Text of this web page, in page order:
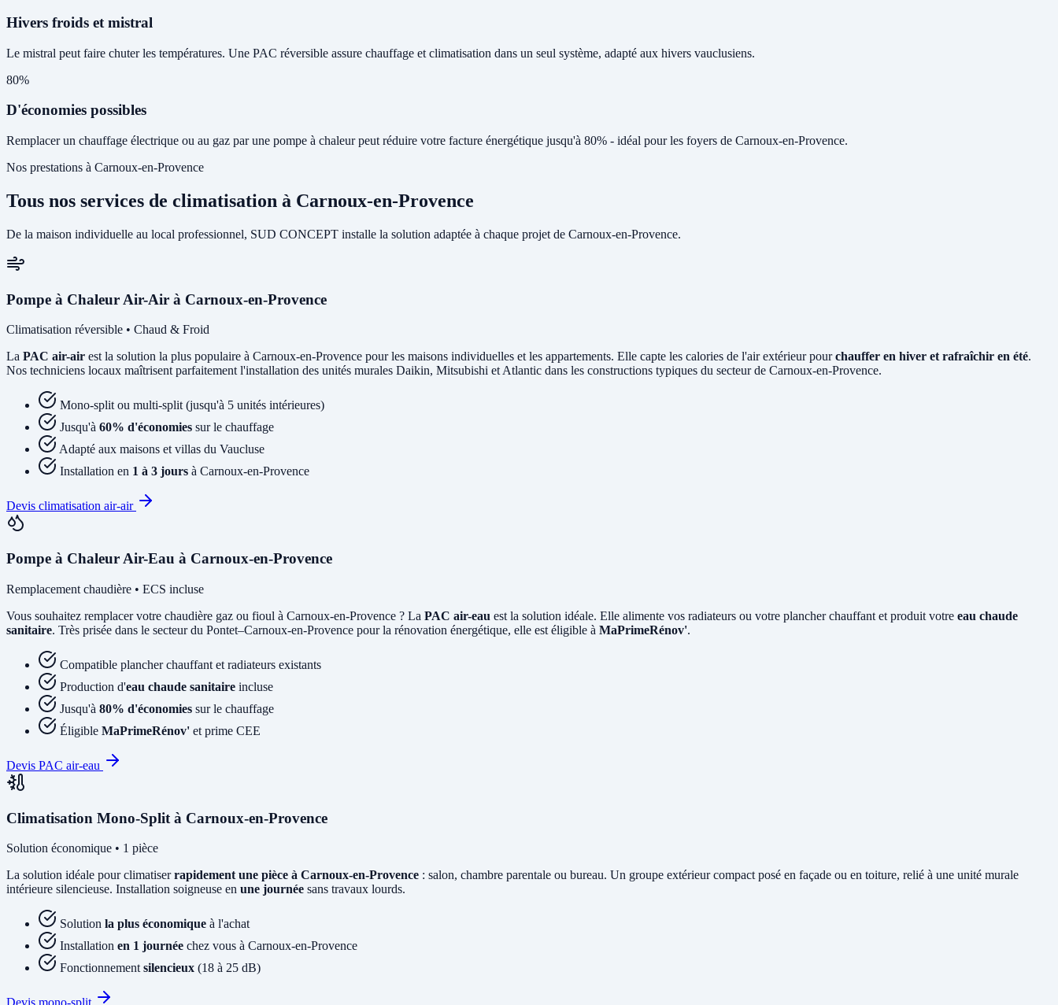
Hivers froids et mistral
Le mistral peut faire chuter les températures. Une PAC réversible assure chauffage et climatisation dans un seul système, adapté aux hivers vauclusiens.
80%
D'économies possibles
Remplacer un chauffage électrique ou au gaz par une pompe à chaleur peut réduire votre facture énergétique jusqu'à 80% - idéal pour les foyers de Carnoux-en-Provence.
Nos prestations à Carnoux-en-Provence
Tous nos services de climatisation à Carnoux-en-Provence
De la maison individuelle au local professionnel, SUD CONCEPT installe la solution adaptée à chaque projet de Carnoux-en-Provence.
Pompe à Chaleur Air-Air à Carnoux-en-Provence
Climatisation réversible • Chaud & Froid
La PAC air-air est la solution la plus populaire à Carnoux-en-Provence pour les maisons individuelles et les appartements. Elle capte les calories de l'air extérieur pourchauffer en hiver et rafraîchir en été.
Nos techniciens locaux maîtrisent parfaitement l'installation des unités murales Daikin, Mitsubishi et Atlantic dans les constructions typiques du secteur de Carnoux-en-Provence.
Mono-split ou multi-split (jusqu'à 5 unités intérieures)
Jusqu'à 60% d'économies sur le chauffage
Adapté aux maisons et villas du Vaucluse
Installation en 1 à 3 jours à Carnoux-en-Provence
Devis climatisation air-air
Pompe à Chaleur Air-Eau à Carnoux-en-Provence
Remplacement chaudière • ECS incluse
Vous souhaitez remplacer votre chaudière gaz ou fioul à Carnoux-en-Provence ? La PAC air-eau est la solution idéale. Elle alimente vos radiateurs ou votre plancher chauffant et produit votre eau chaude
sanitaire. Très prisée dans le secteur du Pontet–Carnoux-en-Provence pour la rénovation énergétique, elle est éligible à MaPrimeRénov'.
Compatible plancher chauffant et radiateurs existants
Production d'eau chaude sanitaire incluse
Jusqu'à 80% d'économies sur le chauffage
Éligible MaPrimeRénov' et prime CEE
Devis PAC air-eau
Climatisation Mono-Split à Carnoux-en-Provence
Solution économique • 1 pièce
La solution idéale pour climatiserrapidement une pièce à Carnoux-en-Provence : salon, chambre parentale ou bureau. Un groupe extérieur compact posé en façade ou en toiture, relié à une unité murale
intérieure silencieuse. Installation soigneuse en une journée sans travaux lourds.
Solution la plus économique à l'achat
Installation en 1 journée chez vous à Carnoux-en-Provence
Fonctionnement silencieux (18 à 25 dB)